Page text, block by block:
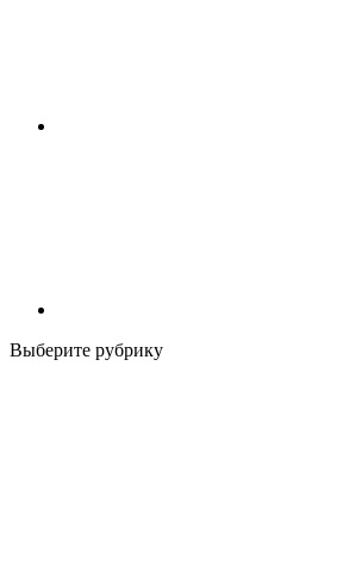
Выберите рубрику